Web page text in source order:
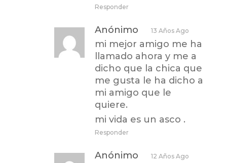
Responder
Anónimo 13 Años Ago
mi mejor amigo me ha
llamado ahora y me a
dicho que la chica que
me gusta le ha dicho a
mi amigo que le
quiere.
mi vida es un asco .
Responder
Anónimo 12 Años Ago